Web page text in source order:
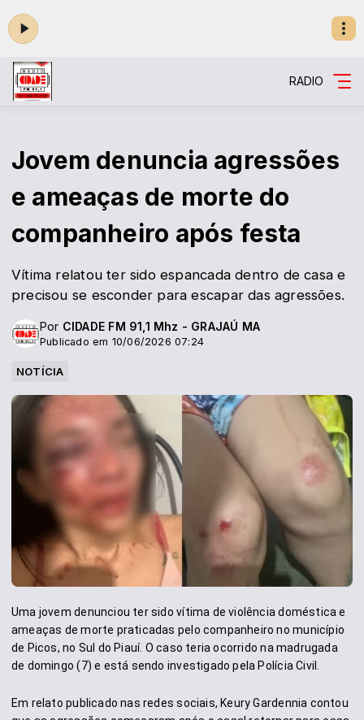
RADIO
Jovem denuncia agressões
e ameaças de morte do
companheiro após festa
Vítima relatou ter sido espancada dentro de casa e
precisou se esconder para escapar das agressões.
Por CIDADE FM 91,1 Mhz - GRAJAÚ MA
Publicado em 10/06/2026 07:24
NOTÍCIA
Uma jovem denunciou ter sido vítima de violência doméstica e
ameaças de morte praticadas pelo companheiro no município
de Picos, no Sul do Piauí. O caso teria ocorrido na madrugada
de domingo (7) e está sendo investigado pela Polícia Civil.
Em relato publicado nas redes sociais, Keury Gardennia contou